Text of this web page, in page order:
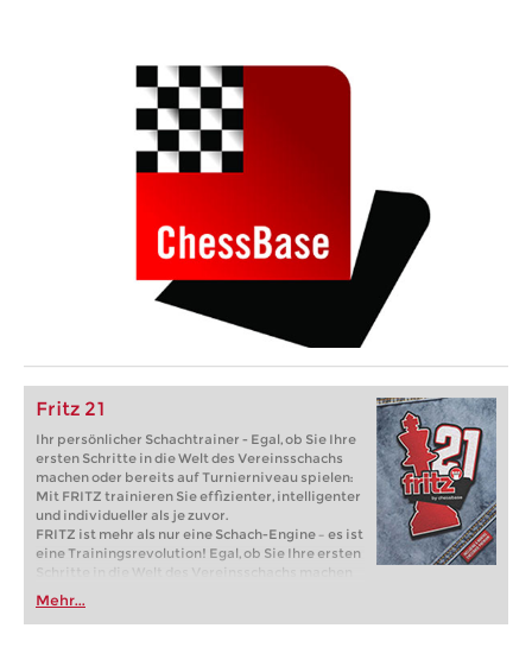
Fritz 21
Ihr persönlicher Schachtrainer - Egal, ob Sie Ihre
ersten Schritte in die Welt des Vereinsschachs
machen oder bereits auf Turnierniveau spielen:
Mit FRITZ trainieren Sie effizienter, intelligenter
und individueller als je zuvor.
FRITZ ist mehr als nur eine Schach-Engine – es ist
eine Trainingsrevolution! Egal, ob Sie Ihre ersten
Schritte in die Welt des Vereinsschachs machen
oder bereits auf Turnierniveau spielen: Mit
FRITZ trainieren Sie effizienter, intelligenter und
individueller als je zuvor.
Mehr...